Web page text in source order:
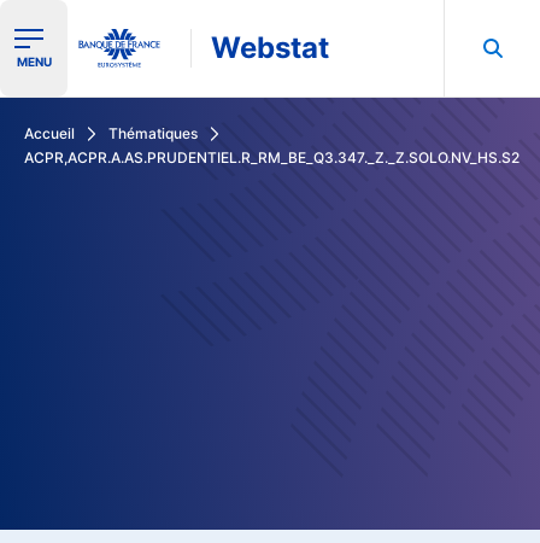
Ouvrir le menu de navigation
MENU Webstat
Accueil
Thématiques
ACPR,ACPR.A.AS.PRUDENTIEL.R_RM_BE_Q3.347._Z._Z.SOLO.NV_HS.S2